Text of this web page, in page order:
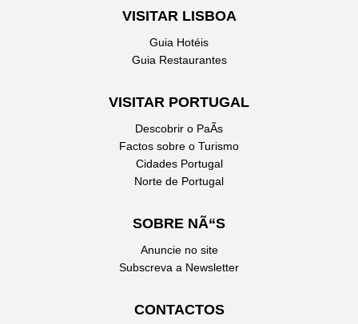
VISITAR LISBOA
Guia Hotéis
Guia Restaurantes
VISITAR PORTUGAL
Descobrir o PaÃ­s
Factos sobre o Turismo
Cidades Portugal
Norte de Portugal
SOBRE NÃ“S
Anuncie no site
Subscreva a Newsletter
CONTACTOS